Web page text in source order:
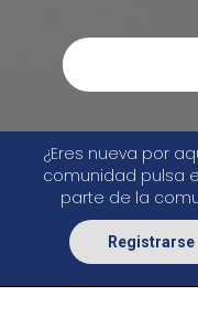
¿Eres nueva por
comunidad pulsa
parte de la
Registrarse